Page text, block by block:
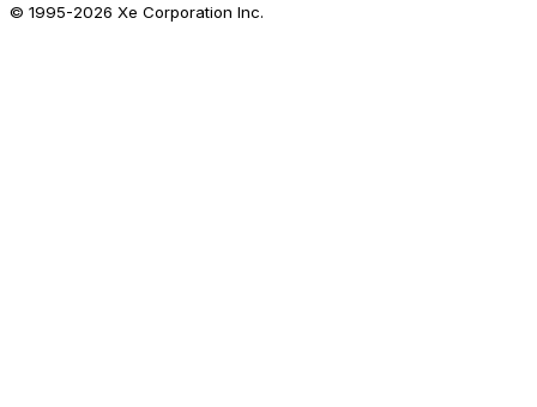
© 1995-2026 Xe Corporation Inc.